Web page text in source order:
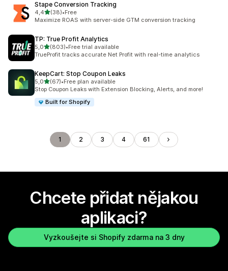
Stape Conversion Tracking
4,4z 5 hvězd
(38)
Celkový počet recenzí: 38
•Free
Maximize ROAS with server-side GTM conversion tracking
TP: True Profit Analytics
5,0z 5 hvězd
(803)
Celkový počet recenzí: 803
•Free trial available
TrueProfit tracks accurate Net Profit with real-time analytics
KeepCart: Stop Coupon Leaks
5,0z 5 hvězd
(67)
Celkový počet recenzí: 67
•Free plan available
Stop Coupon Leaks with Extension Blocking, Alerts, and more!
Built for Shopify
1 2 3 4 61
Chcete přidat nějakou
aplikaci?
Vyzkoušejte si Shopify zdarma na 3 dny